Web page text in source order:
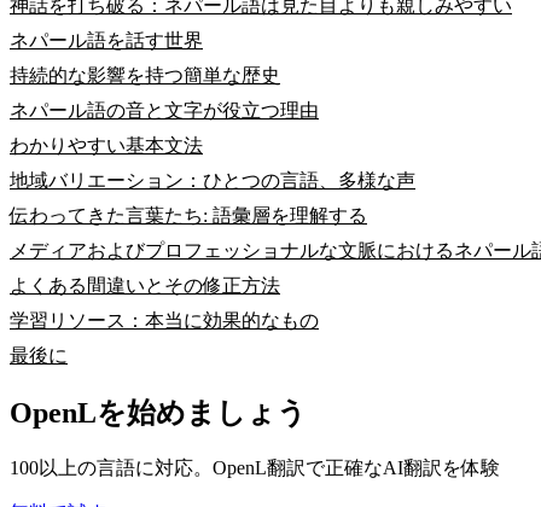
神話を打ち破る：ネパール語は見た目よりも親しみやすい
ネパール語を話す世界
持続的な影響を持つ簡単な歴史
ネパール語の音と文字が役立つ理由
わかりやすい基本文法
地域バリエーション：ひとつの言語、多様な声
伝わってきた言葉たち: 語彙層を理解する
メディアおよびプロフェッショナルな文脈におけるネパール
よくある間違いとその修正方法
学習リソース：本当に効果的なもの
最後に
OpenLを始めましょう
100以上の言語に対応。OpenL翻訳で正確なAI翻訳を体験